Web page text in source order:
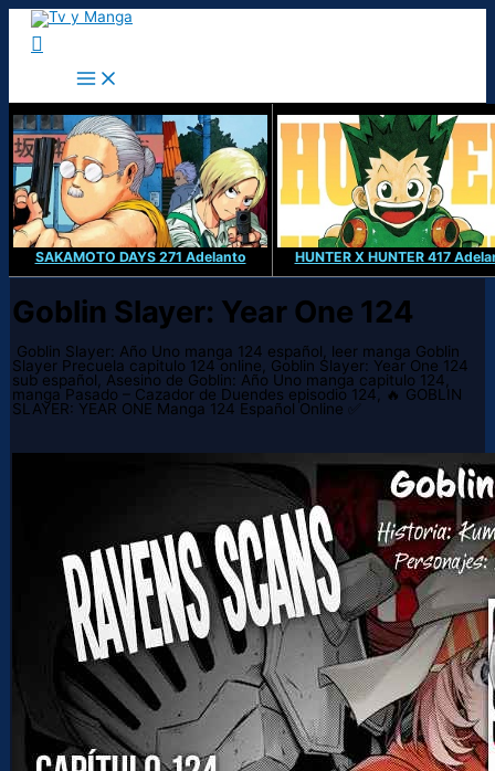
Ir
contenido
Buscar
SAKAMOTO DAYS 271 Adelanto HUNTER X HUNTER 417
Goblin Slayer: Year One 124
Goblin Slayer: Año Uno manga 124 español, leer manga Goblin
Slayer Precuela capitulo 124 online, Goblin Slayer: Year One 124
sub español, Asesino de Goblin: Año Uno manga capitulo 124,
manga Pasado – Cazador de Duendes episodio 124, 🔥 GOBLIN
SLAYER: YEAR ONE Manga 124 Español Online ✅